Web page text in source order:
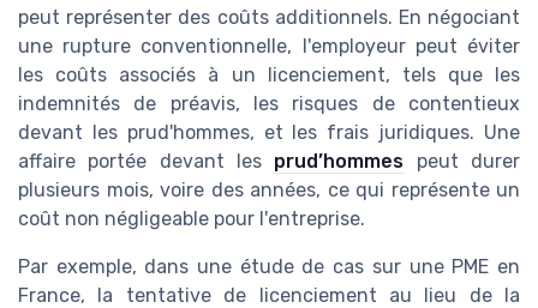
peut représenter des coûts additionnels. En négociant
une rupture conventionnelle, l'employeur peut éviter
les coûts associés à un licenciement, tels que les
indemnités de préavis, les risques de contentieux
devant les prud'hommes, et les frais juridiques. Une
affaire portée devant les prud’hommes peut durer
plusieurs mois, voire des années, ce qui représente un
coût non négligeable pour l'entreprise.
Par exemple, dans une étude de cas sur une PME en
France, la tentative de licenciement au lieu de la